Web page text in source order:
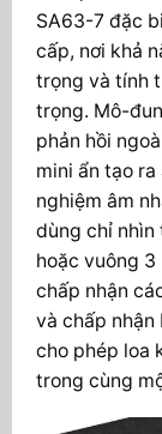
SA63-7 đặc
cấp, nơi khả
trọng và tính
trọng. Mô-
phản hồi
mini ẩn tạo
nghiệm âm
dùng chỉ nhìn
hoặc vuông
chấp nhận
và chấp
cho phép loa
trong cùng